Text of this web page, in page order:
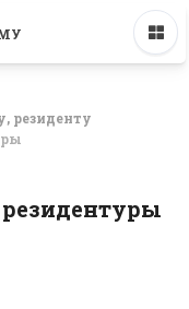
резиденту